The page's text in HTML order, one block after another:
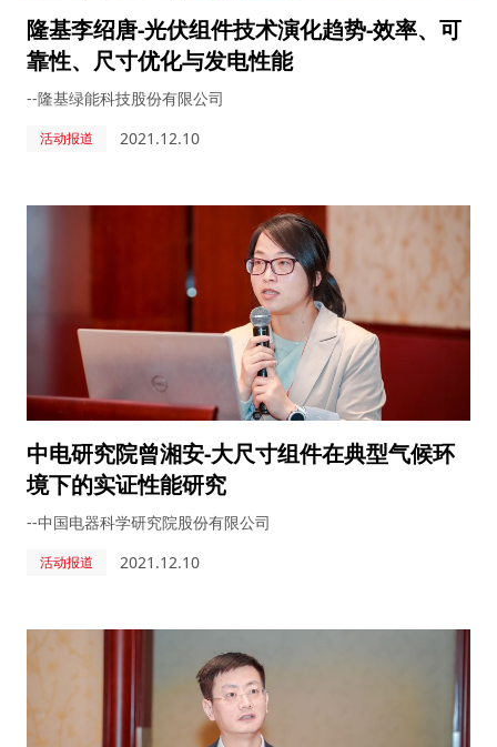
隆基李绍唐-光伏组件技术演化趋势-效率、可
靠性、尺寸优化与发电性能
--隆基绿能科技股份有限公司
活动报道 2021.12.10
中电研究院曾湘安-大尺寸组件在典型气候环
境下的实证性能研究
--中国电器科学研究院股份有限公司
活动报道 2021.12.10